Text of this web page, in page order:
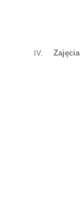
Zajęcia